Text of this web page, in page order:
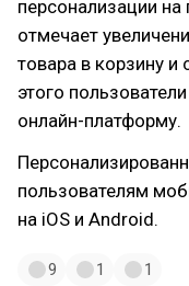
персонализации на
отмечает
товара в корзину
этого
онлайн-платформу.
пользователям
на iOS и Android.
9 1 1